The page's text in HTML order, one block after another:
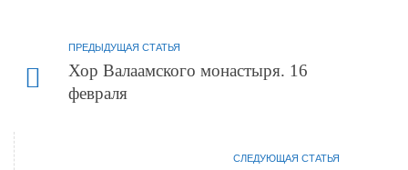
ПРЕДЫДУЩАЯ СТАТЬЯ
Хор Валаамского монастыря. 16
февраля
СЛЕДУЮЩАЯ СТАТЬЯ